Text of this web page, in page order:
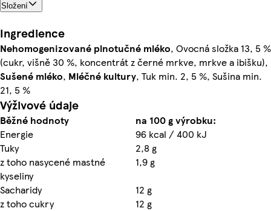
Složení
Ingredience
Nehomogenizované plnotučné mléko, Ovocná složka 13, 5 %
(cukr, višně 30 %, koncentrát z černé mrkve, mrkve a ibišku),
Sušené mléko, Mléčné kultury, Tuk min. 2, 5 %, Sušina min.
21, 5 %
Výživové údaje
Běžné hodnoty
na 100 g výrobku:
Energie
96 kcal / 400 kJ
Tuky
2,8 g
z toho nasycené mastné
kyseliny
1,9 g
Sacharidy
12 g
z toho cukry
12 g